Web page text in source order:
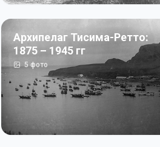
Архипелаг Тисима-Ретто:
1875 – 1945 гг
5фото